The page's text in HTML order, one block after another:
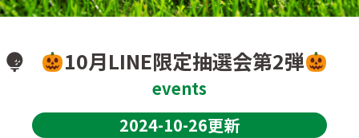
10月LINE限定抽選会第2弾
events
2024-10-26更新